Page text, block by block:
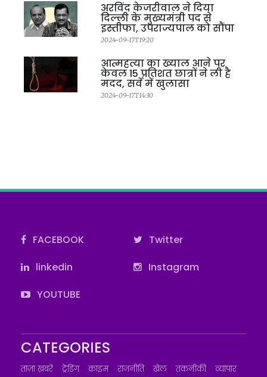
अरविंद केजरीवाल ने दिया
दिल्ली के मुख्यमंत्री पद से
इस्तीफा, उपराज्यपाल को सौंपा
2024-09-17T19:20
आत्महत्या का ख्याल आने पर
केवल 15 प्रतिशत छात्रों ने ली है
मदद, सर्वे में खुलासा
2024-09-17T14:30
FACEBOOK
Twitter
linkedin
Instagram
YOUTUBE
CATEGORIES
ताज़ा ख़बरें ट्रेंडिंग क्राइम राजनीति खेल तकनीकी
व्यापार